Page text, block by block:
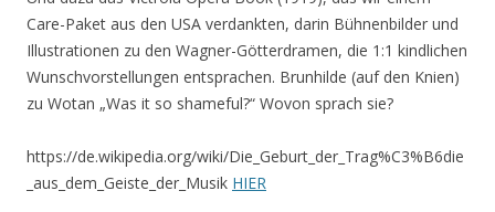
Care-Paket aus den USA verdankten, darin Bühnenbilder und
Illustrationen zu den Wagner-Götterdramen, die 1:1 kindlichen
Wunschvorstellungen entsprachen. Brunhilde (auf den Knien)
zu Wotan „Was it so shameful?“ Wovon sprach sie?
https://de.wikipedia.org/wiki/Die_Geburt_der_Trag%C3%B6die
_aus_dem_Geiste_der_Musik HIER